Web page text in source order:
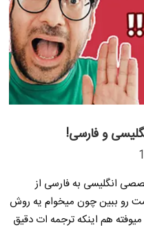
و فارسی!
انگلیسی به فارسی از
رو ببین چون میخوام یه روش
هم اینکه ترجمه ات دقیق